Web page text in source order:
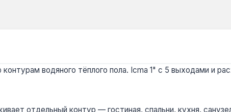
водяного тёплого пола. Icma 1" с 5 выходами и
отдельный контур — гостиная, спальни, кухня,